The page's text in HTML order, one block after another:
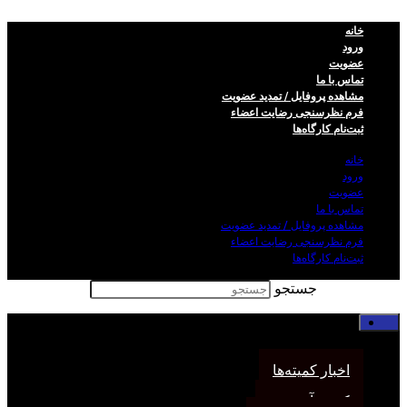
خانه
ورود
عضویت
تماس با ما
مشاهده پروفایل / تمدید عضویت
فرم نظر‌سنجی رضایت اعضاء
ثبت‌نام کارگاه‌ها
خانه
ورود
عضویت
تماس با ما
مشاهده پروفایل / تمدید عضویت
فرم نظر‌سنجی رضایت اعضاء
ثبت‌نام کارگاه‌ها
جستجو
اخبار کمیته‌ها
کمیته آموزش